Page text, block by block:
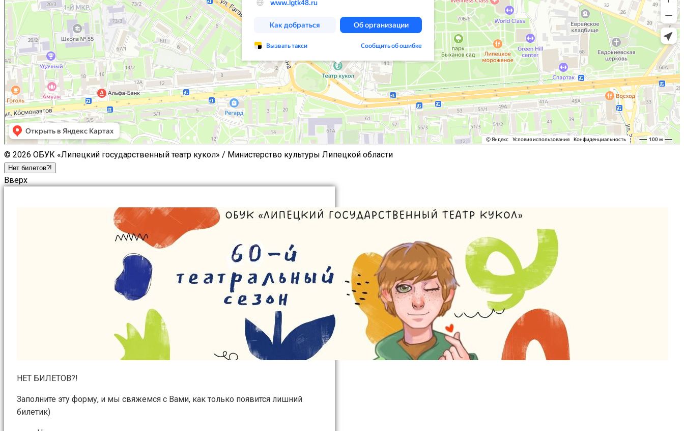
© 2026 ОБУК «Липецкий государственный театр кукол» / Министерство культуры Липецкой области
Нет билетов?!
Вверх
НЕТ БИЛЕТОВ?!
Заполните эту форму, и мы свяжемся с Вами, как только появится лишний
билетик)